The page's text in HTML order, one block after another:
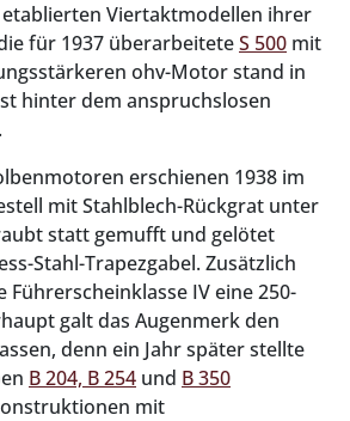
Viertaktmodellen ihrer
für 1937 überarbeiteteS 500 mit
ohv-Motor stand in
hinter dem anspruchslosen
erschienen 1938 im
mit Stahlblech-Rückgrat unter
statt gemufft und gelötet
Stahl-Trapezgabel. Zusätzlich
Führerscheinklasse IV eine 250-
galt das Augenmerk den
denn ein Jahr später stellte
B 204, B 254 und B 350
mit